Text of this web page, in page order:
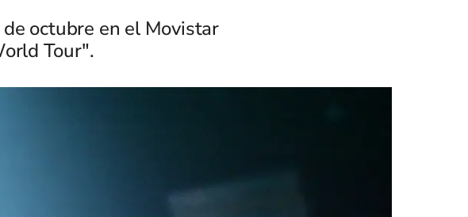
octubre en el Movistar
Tour".